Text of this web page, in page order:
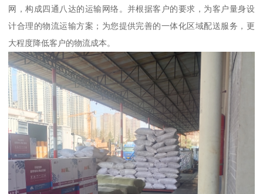
网，构成四通八达的运输网络。并根据客户的要求，为客户量身设
计合理的物流运输方案；为您提供完善的一体化区域配送服务，更
大程度降低客户的物流成本。